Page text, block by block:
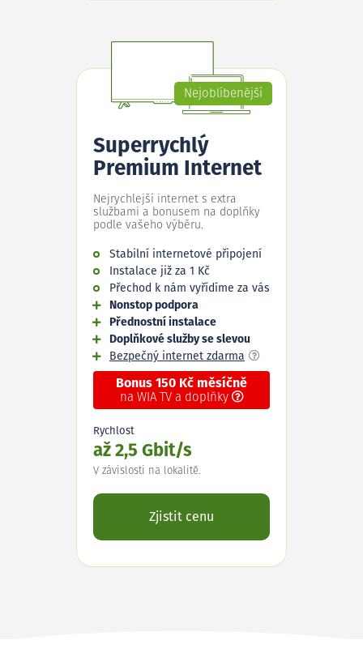
Nejoblíbenější
Superrychlý
Premium Internet
Nejrychlejší internet s extra
službami a bonusem na doplňky
podle vašeho výběru.
Stabilní internetové připojení
Instalace již za 1 Kč
Přechod k nám vyřídíme za vás
Nonstop podpora
Přednostní instalace
Doplňkové služby se slevou
Bezpečný internet zdarma
Bonus 150 Kč měsíčně
na WIA TV a doplňky
Rychlost
až 2,5 Gbit/s
V závislosti na lokalitě.
Zjistit cenu